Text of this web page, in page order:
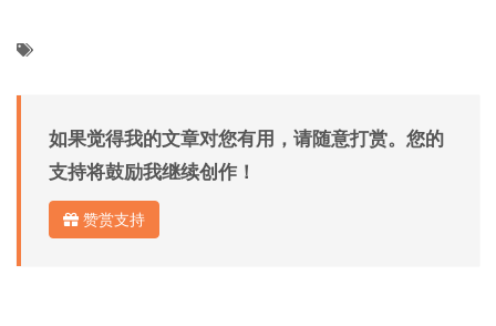
如果觉得我的文章对您有用，请随意打赏。您的
支持将鼓励我继续创作！
赞赏支持